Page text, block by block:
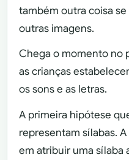
também outra coisa
outras imagens.
Chega o momento no
as crianças
os sons e as letras.
A primeira hipótese
representam sílabas.
em atribuir uma sílaba